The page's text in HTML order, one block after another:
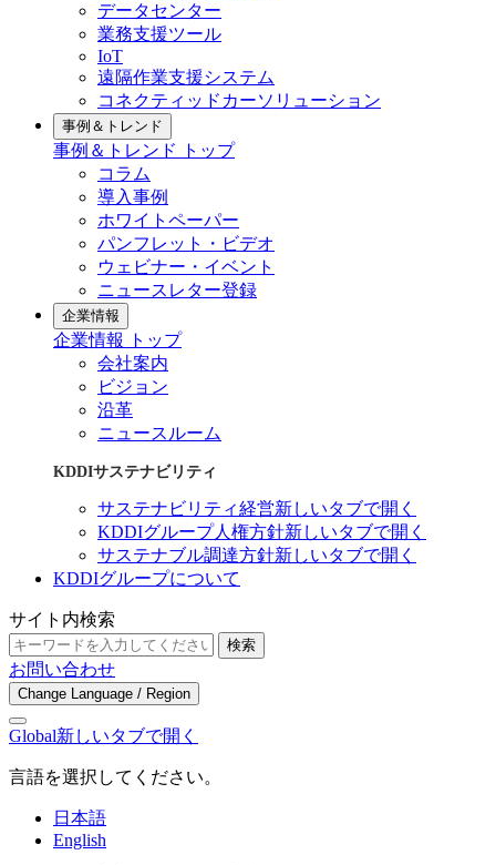
データセンター
業務支援ツール
IoT
遠隔作業支援システム
コネクティッドカーソリューション
事例＆トレンド
事例＆トレンド トップ
コラム
導入事例
ホワイトペーパー
パンフレット・ビデオ
ウェビナー・イベント
ニュースレター登録
企業情報
企業情報 トップ
会社案内
ビジョン
沿革
ニュースルーム
KDDIサステナビリティ
サステナビリティ経営新しいタブで開く
KDDIグループ人権方針新しいタブで開く
サステナブル調達方針新しいタブで開く
KDDIグループについて
サイト内検索
検索
お問い合わせ
Change Language / Region
Global新しいタブで開く
言語を選択してください。
日本語
English